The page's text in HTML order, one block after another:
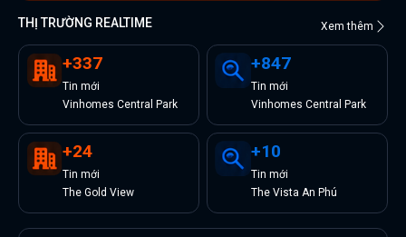
THỊ TRƯỜNG REALTIME Xem thêm
+337
Tin mới
Vinhomes Central Park
+847
Tin mới
Vinhomes Central Park
+24
Tin mới
The Gold View
+10
Tin mới
The Vista An Phú